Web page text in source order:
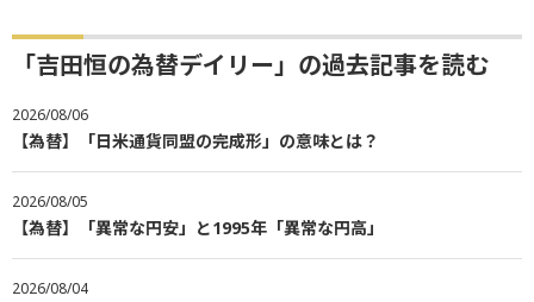
「吉田恒の為替デイリー」の過去記事を読む
2026/08/06
【為替】「日米通貨同盟の完成形」の意味とは？
2026/08/05
【為替】「異常な円安」と1995年「異常な円高」
2026/08/04